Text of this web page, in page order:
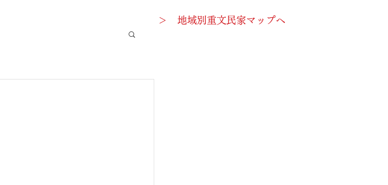
＞ 地域別重文民家マップへ